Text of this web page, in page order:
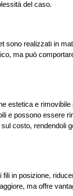
del caso.
realizzati in
ma può
estetica e
e possono essere
costo, rendendoli
in posizione,
ma offre